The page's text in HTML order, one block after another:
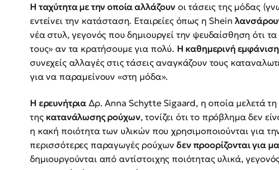
Η ταχύτητα με την οποία αλλάζουνοι τάσεις της μόδας
εντείνει την κατάσταση. Εταιρείες όπως η Shein
νέα στυλ, γεγονός που δημιουργεί την ψευδαίσθηση ότι
τους» αν τα κρατήσουμε για πολύ. Η καθημερινή
συνεχείς αλλαγές στις τάσεις αναγκάζουν τους
για να παραμείνουν «στη μόδα».
Η ερευνήτρια Δρ. Anna Schytte Sigaard, η οποία μελετά
της κατανάλωσης ρούχων, τονίζει ότι το πρόβλημα δεν
η κακή ποιότητα των υλικών που χρησιμοποιούνται για
περισσότερες παραγωγές ρούχωνδεν προορίζονται για
δημιουργούνται από αντίστοιχης ποιότητας υλικά,